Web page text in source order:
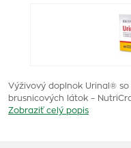
Výživový doplnok Urinal®
brusnicových látok –
Zobraziť celý popis